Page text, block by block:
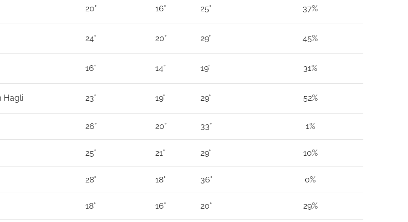
20° 16° 25° 37%
24° 20° 29° 45%
16° 14° 19° 31%
Hagli 23° 19° 29° 52%
26° 20° 33° 1%
25° 21° 29° 10%
28° 18° 36° 0%
18° 16° 20° 29%